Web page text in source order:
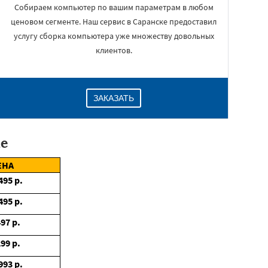
Собираем компьютер по вашим параметрам в любом
ценовом сегменте. Наш сервис в Саранске предоставил
услугу сборка компьютера уже множеству довольных
клиентов.
ЗАКАЗАТЬ
р.
р.
р.
р.
р.